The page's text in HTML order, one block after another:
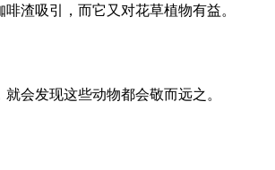
渣吸引，而它又对花草植物有益。
会发现这些动物都会敬而远之。